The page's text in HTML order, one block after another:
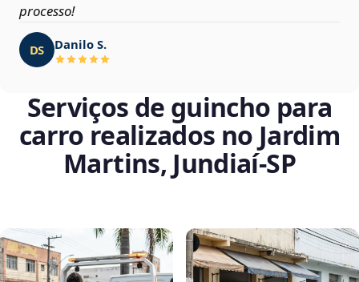
processo!
DS Danilo S.
Serviços de guincho para
carro realizados no Jardim
Martins, Jundiaí‑SP